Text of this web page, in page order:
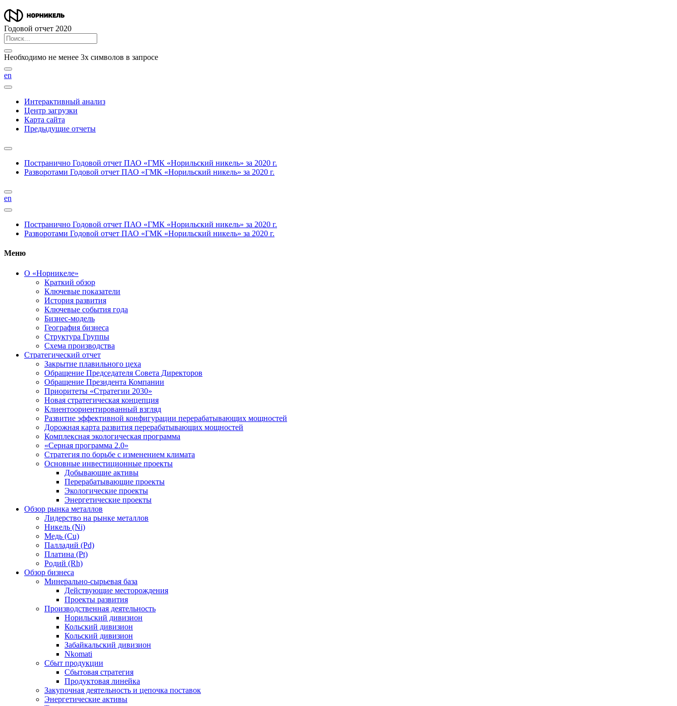
Годовой отчет 2020
Необходимо не менее 3х символов в запросе
en
Интерактивный анализ
Центр загрузки
Карта сайта
Предыдущие отчеты
Постранично Годовой отчет ПАО «ГМК «Норильский никель» за 2020 г.
Разворотами Годовой отчет ПАО «ГМК «Норильский никель» за 2020 г.
en
Постранично Годовой отчет ПАО «ГМК «Норильский никель» за 2020 г.
Разворотами Годовой отчет ПАО «ГМК «Норильский никель» за 2020 г.
Меню
О «Норникеле»
Краткий обзор
Ключевые показатели
История развития
Ключевые события года
Бизнес-модель
География бизнеса
Структура Группы
Схема производства
Стратегический отчет
Закрытие плавильного цеха
Обращение Председателя Совета Директоров
Обращение Президента Компании
Приоритеты «Стратегии 2030»
Новая стратегическая концепция
Клиентоориентированный взгляд
Развитие эффективной конфигурации перерабатывающих мощностей
Дорожная карта развития перерабатывающих мощностей
Комплексная экологическая программа
«Серная программа 2.0»
Стратегия по борьбе с изменением климата
Основные инвестиционные проекты
Добывающие активы
Перерабатывающие проекты
Экологические проекты
Энергетические проекты
Обзор рынка металлов
Лидерство на рынке металлов
Никель (Ni)
Медь (Cu)
Палладий (Pd)
Платина (Pt)
Родий (Rh)
Обзор бизнеса
Минерально-сырьевая база
Действующие месторождения
Проекты развития
Производственная деятельность
Норильский дивизион
Кольский дивизион
Кольский дивизион
Забайкальский дивизион
Nkomati
Сбыт продукции
Сбытовая стратегия
Продуктовая линейка
Закупочная деятельность и цепочка поставок
Энергетические активы